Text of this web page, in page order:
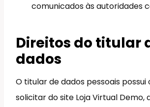
comunicados às autoridades
Direitos do titular
dados
O titular de dados pessoais possui
solicitar do site Loja Virtual Demo,